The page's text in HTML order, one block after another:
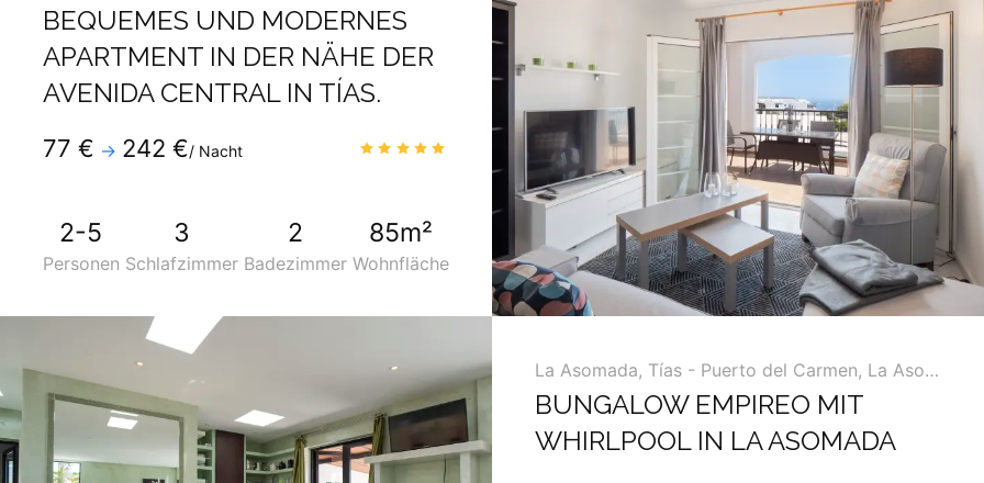
BEQUEMES UND MODERNES
APARTMENT IN DER NÄHE DER
AVENIDA CENTRAL IN TÍAS.
Telefon : +34 928819600
: +34 690275334
77 € → 242 €/ Nacht
2-5
Personen
3
Schlafzimmer
2
Badezimmer
85m²
Wohnfläche
BUNGALOW EMPIREO MIT
WHIRLPOOL IN LA ASOMADA
La Asomada, Tías - Puerto del Carmen, La Asomada, Macher ...